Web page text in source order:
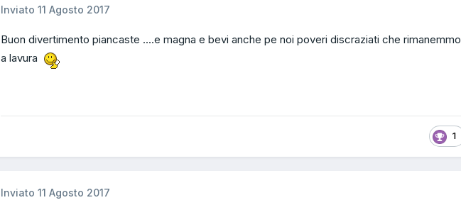
Inviato 11 Agosto 2017
Buon divertimento piancaste ....e magna e bevi anche pe noi poveri discraziati che rimanemmo
a lavura
1
Inviato 11 Agosto 2017